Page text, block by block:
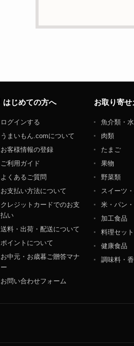
ます。これらには、お客
個人情報保護管理者：オ
〒106-0044 東京都港区東
ＴＥＬ：050-5213-9266
ＦＡＸ：047-401-6847
はじめての方へ
ログインする
うまいもん.comについて
お客様情報の登録
ご利用ガイド
よくあるご質問
お支払い方法について
クレジットカードでのお支
払い
送料・出荷・配送について
ポイントについて
お中元・お歳暮ご贈答マナ
ー
お問い合わせフォーム
お取り寄
魚介類・
肉類
たまご
果物
野菜類
スイーツ
米・パン
加工食品
料理セット
健康食品
調味料・